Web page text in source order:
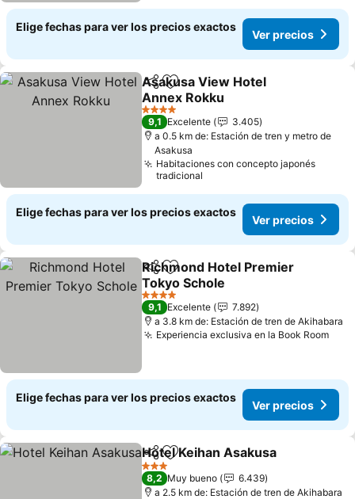
Elige fechas para ver los precios exactos
Ver precios
CompartirAgregar a favoritos
Asakusa View Hotel
Annex Rokku
4 Estrellas
9,1 Excelente
3.405
a 0.5 km de: Estación de tren y metro de
Asakusa
Habitaciones con concepto japonés
tradicional
Elige fechas para ver los precios exactos
Ver precios
CompartirAgregar a favoritos
Richmond Hotel Premier
Tokyo Schole
4 Estrellas
9,1 Excelente
7.892
a 3.8 km de: Estación de tren de Akihabara
Experiencia exclusiva en la Book Room
Elige fechas para ver los precios exactos
Ver precios
CompartirAgregar a favoritos
Hotel Keihan Asakusa
3 Estrellas
8,2 Muy bueno
6.439
a 2.5 km de: Estación de tren de Akihabara